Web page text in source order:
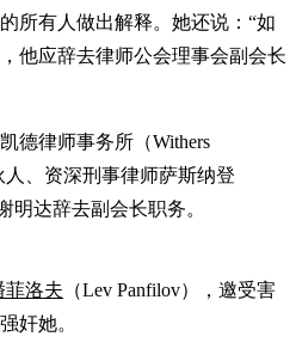
所有人做出解释。她还说：“如
他应辞去律师公会理事会副会长
德律师事务所（Withers
人、资深刑事律师萨斯纳登
明达辞去副会长职务。
菲洛夫 （Lev Panfilov），邀受害
奸她。